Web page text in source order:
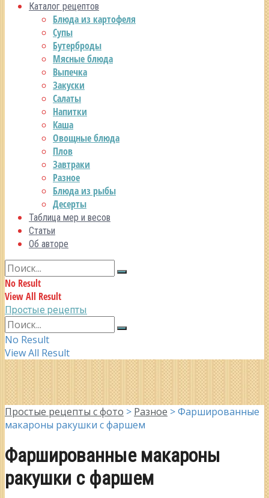
Каталог рецептов
Блюда из картофеля
Супы
Бутерброды
Мясные блюда
Выпечка
Закуски
Салаты
Напитки
Каша
Овощные блюда
Плов
Завтраки
Разное
Блюда из рыбы
Десерты
Таблица мер и весов
Статьи
Об авторе
No Result
View All Result
Простые рецепты
No Result
View All Result
Простые рецепты с фото > Разное >Фаршированные
макароны ракушки с фаршем
Фаршированные макароны
ракушки с фаршем